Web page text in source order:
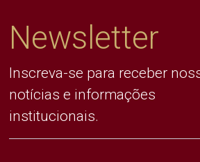
Newsletter
Inscreva-se para receber
notícias e informações
institucionais.